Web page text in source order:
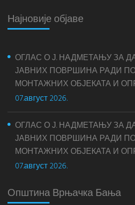
Најновије објаве
ОГЛАС О Ј. НАДМЕТАЊУ ЗА
ЈАВНИХ ПОВРШИНА РАДИ
МОНТАЖНИХ ОБЈЕКАТА И
07.август 2026.
ОГЛАС О Ј. НАДМЕТАЊУ ЗА
ЈАВНИХ ПОВРШИНА РАДИ
МОНТАЖНИХ ОБЈЕКАТА И
07.август 2026.
Општина Врњачка Бања